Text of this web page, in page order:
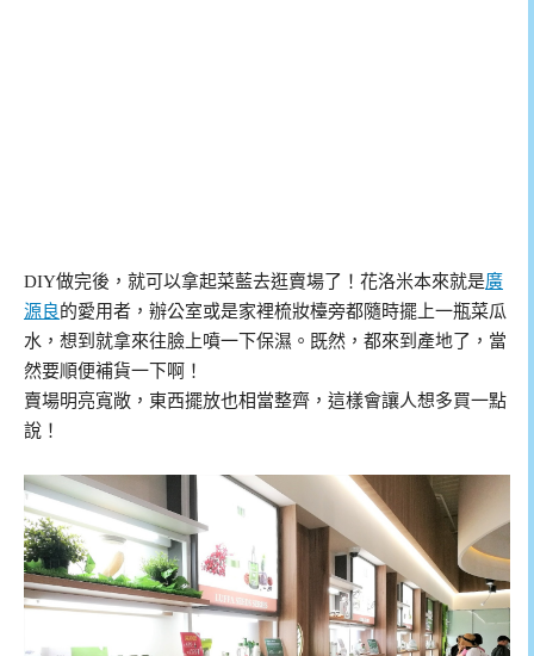
DIY做完後，就可以拿起菜藍去逛賣場了！花洛米本來就是廣
源良的愛用者，辦公室或是家裡梳妝檯旁都隨時擺上一瓶菜瓜
水，想到就拿來往臉上噴一下保濕。既然，都來到產地了，當
然要順便補貨一下啊！
賣場明亮寬敞，東西擺放也相當整齊，這樣會讓人想多買一點
說！